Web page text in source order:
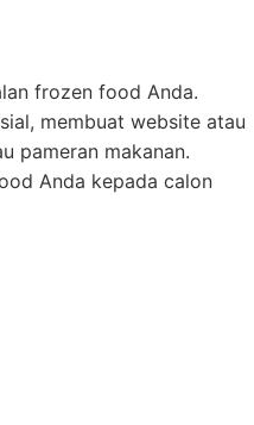
frozen food Anda.
membuat website atau
pameran makanan.
Anda kepada calon